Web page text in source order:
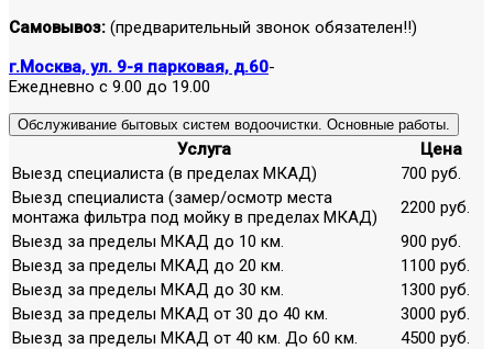
Самовывоз: (предварительный звонок обязателен!!)
г.Москва, ул. 9-я парковая, д.60-
Ежедневно с 9.00 до 19.00
Обслуживание бытовых систем водоочистки. Основные работы.
Услуга
Цена
Выезд специалиста (в пределах МКАД)
700 руб.
Выезд специалиста (замер/осмотр места
монтажа фильтра под мойку в пределах МКАД)
2200 руб.
Выезд за пределы МКАД до 10 км.
900 руб.
Выезд за пределы МКАД до 20 км.
1100 руб.
Выезд за пределы МКАД до 30 км.
1300 руб.
Выезд за пределы МКАД от 30 до 40 км.
3000 руб.
Выезд за пределы МКАД от 40 км. До 60 км.
4500 руб.